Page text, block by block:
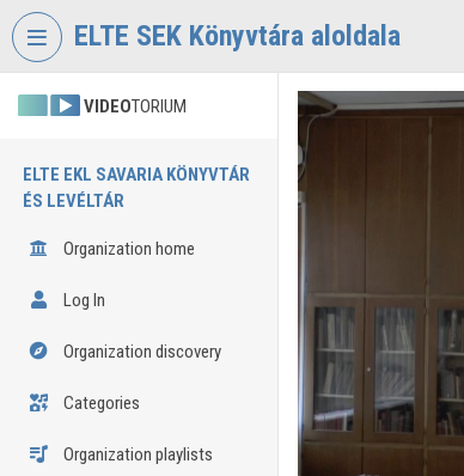
Skip header
ELTE SEK Könyvtára aloldala
VIDEOTORIUM
ELTE EKL SAVARIA KÖNYVTÁR
ÉS LEVÉLTÁR
Organization home
Log In
Organization discovery
Categories
Organization playlists